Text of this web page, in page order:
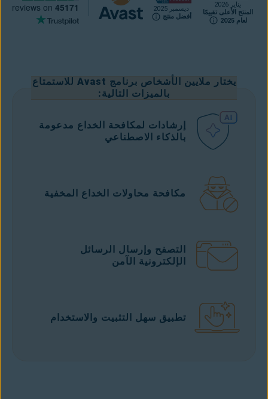
يناير 2026
المنتج الأعلى تقييمًا
لعام 2025
ديسمبر 2025
أفضل منتج
45171
يختار ملايين الأشخاص برنامج Avast للاستمتاع
بالميزات التالية:
إرشادات لمكافحة الخداع مدعومة
بالذكاء الاصطناعي
مكافحة محاولات الخداع المخفية
التصفح وإرسال الرسائل
الإلكترونية الآمن
تطبيق سهل التثبيت والاستخدام